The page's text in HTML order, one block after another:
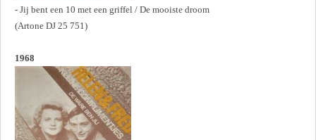
- Jij bent een 10 met een griffel / De mooiste droom
(Artone DJ 25 751)
1968